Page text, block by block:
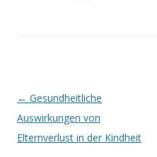
Beitrags-
Navigation
← Gesundheitliche
Auswirkungen von
Elternverlust in der Kindheit